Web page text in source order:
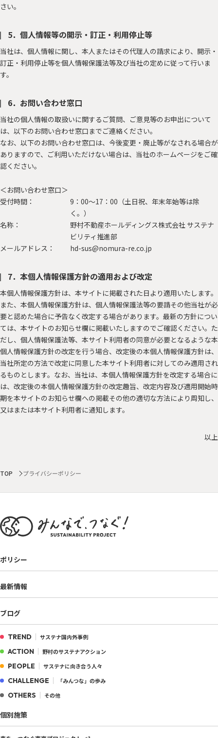
さい。
5．個人情報等の開示・訂正・利用停止等
当社は、個人情報に関し、本人またはその代理人の請求により、開示・
訂正・利用停止等を個人情報保護法等及び当社の定めに従って行いま
す。
6．お問い合わせ窓口
当社の個人情報の取扱いに関するご質問、ご意見等のお申出について
は、以下のお問い合わせ窓口までご連絡ください。
なお、以下のお問い合わせ窓口は、今後変更・廃止等がなされる場合が
ありますので、ご利用いただけない場合は、当社のホームページをご確
認ください。
＜お問い合わせ窓口＞
受付時間：
9：00～17：00（土日祝、年末年始等は除
く。）
名称：
野村不動産ホールディングス株式会社 サステナ
ビリティ推進部
メールアドレス：
hd-sus@nomura-re.co.jp
7．本個人情報保護方針の適用および改定
本個人情報保護方針は、本サイトに掲載された日より適用いたします。
また、本個人情報保護方針は、個人情報保護法等の要請その他当社が必
要と認めた場合に予告なく改定する場合があります。最新の方針につい
ては、本サイトのお知らせ欄に掲載いたしますのでご確認ください。た
だし、個人情報保護法等、本サイト利用者の同意が必要となるような本
個人情報保護方針の改定を行う場合、改定後の本個人情報保護方針は、
当社所定の方法で改定に同意した本サイト利用者に対してのみ適用され
るものとします。なお、当社は、本個人情報保護方針を改定する場合に
は、改定後の本個人情報保護方針の改定趣旨、改定内容及び適用開始時
期を本サイトのお知らせ欄への掲載その他の適切な方法により周知し、
又はまたは本サイト利用者に通知します。
以上
TOP プライバシーポリシー
ポリシー
最新情報
ブログ
TREND サステナ国内外事例
ACTION 野村のサステナアクション
PEOPLE サステナに向き合う人々
CHALLENGE 「みんつな」の歩み
OTHERS その他
個別施策